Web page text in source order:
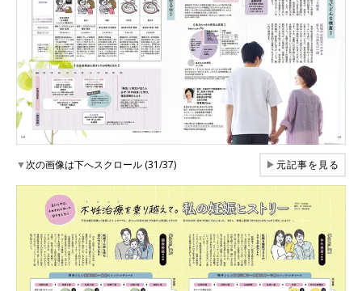
▼次の画像は下へスクロール (31/37) ▶元記事を見る